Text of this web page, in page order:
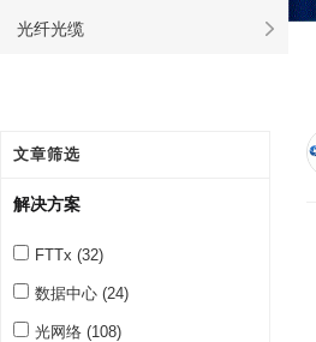
光纤光缆
文章筛选
解决方案
FTTx (32)
数据中心 (24)
光网络 (108)